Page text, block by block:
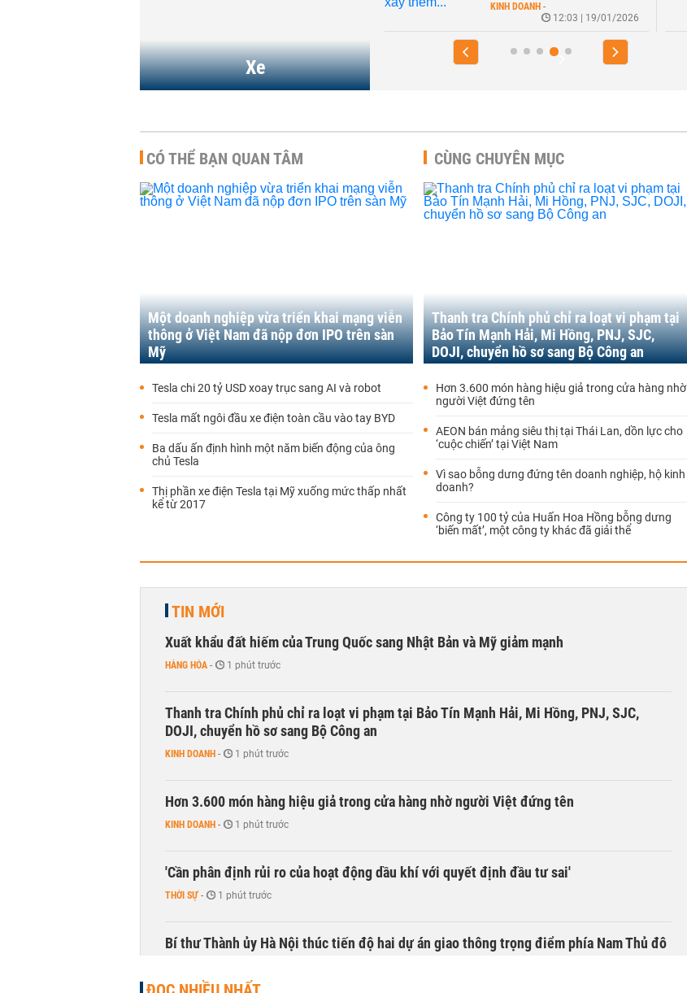
Xe
KINH DOANH -
CÓ THỂ BẠN QUAN TÂM
Một doanh nghiệp vừa triển khai mạng viễn
thông ở Việt Nam đã nộp đơn IPO trên sàn
Mỹ
Tesla chi 20 tỷ USD xoay trục sang AI và robot
Tesla mất ngôi đầu xe điện toàn cầu vào tay BYD
Ba dấu ấn định hình một năm biến động của ông
chủ Tesla
Thị phần xe điện Tesla tại Mỹ xuống mức thấp nhất
kể từ 2017
CÙNG CHUYÊN MỤC
Thanh tra Chính phủ chỉ ra loạt vi phạm tại
Bảo Tín Mạnh Hải, Mi Hồng, PNJ, SJC,
DOJI, chuyển hồ sơ sang Bộ Công an
Hơn 3.600 món hàng hiệu giả trong cửa hàng nhờ
người Việt đứng tên
AEON bán mảng siêu thị tại Thái Lan, dồn lực cho
‘cuộc chiến’ tại Việt Nam
Vì sao bỗng dưng đứng tên doanh nghiệp, hộ kinh
doanh?
Công ty 100 tỷ của Huấn Hoa Hồng bỗng dưng
‘biến mất’, một công ty khác đã giải thể
TIN MỚI
Xuất khẩu đất hiếm của Trung Quốc sang Nhật Bản và Mỹ giảm mạnh
HÀNG HÓA - 1 phút trước
Thanh tra Chính phủ chỉ ra loạt vi phạm tại Bảo Tín Mạnh Hải, Mi Hồng, PNJ, SJC,
DOJI, chuyển hồ sơ sang Bộ Công an
KINH DOANH - 1 phút trước
Hơn 3.600 món hàng hiệu giả trong cửa hàng nhờ người Việt đứng tên
KINH DOANH - 1 phút trước
'Cần phân định rủi ro của hoạt động dầu khí với quyết định đầu tư sai'
THỜI SỰ - 1 phút trước
Bí thư Thành ủy Hà Nội thúc tiến độ hai dự án giao thông trọng điểm phía Nam Thủ đô